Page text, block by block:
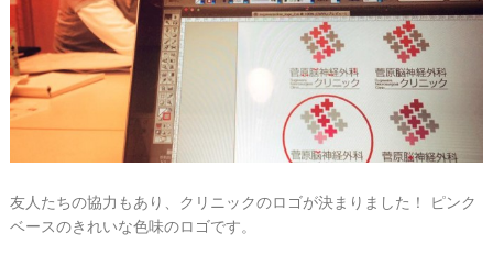
友人たちの協力もあり、クリニックのロゴが決まりました！ ピンク
ベースのきれいな色味のロゴです。